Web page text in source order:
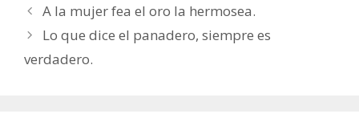
A la mujer fea el oro la hermosea.
Lo que dice el panadero, siempre es
verdadero.